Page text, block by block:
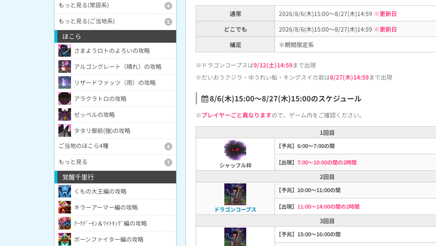
通常 2026/8/6(木)15:00～8/27(木)14:59 ※更新日
どこでも
2026/8/6(木)15:00～8/27(木)14:59 ※更新日
補足
※期間限定系
※ドラゴンコープスは9/12(土)14:59まで出現
※だいおうクジラ・ゆうれい船・キングスイカ岩は8/27(木)14:59まで出現
8/6(木)15:00～8/27(木)15:00のスケジュール
※プレイヤーごと異なりますので、ゲーム内をご確認ください。
1回目
シャッフル枠
【予兆】6:00～7:00の間
【出現】 7:00～10:00の間の2時間
2回目
ドラゴンコープス
【予兆】10:00～11:00の間
【出現】 11:00～14:00の間の2時間
3回目
【予兆】15:00～16:00の間
もっと見る(常設系)
4
もっと見る(ご当地系) 5
ほこら
さまようロトのよろいの攻略
アルゴングレート（晴れ）の攻略
リザードファッツ（雨）の攻略
アラクラトロの攻略
ゼッペルの攻略
タタリ御前(強)の攻略
ご当地のほこら4種
4
もっと見る 7
覚醒千里行
くもの大王編の攻略
キラーアーマー編の攻略
ｱｰｸﾃﾞｰﾓﾝ＆ﾜｲﾄｷﾝｸﾞ編の攻略
ボーンファイター編の攻略